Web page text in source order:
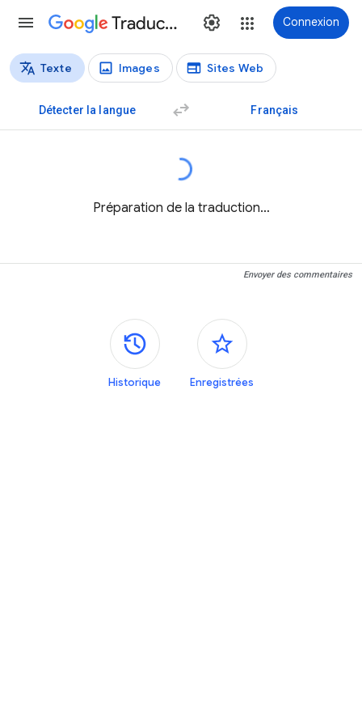
Traduction Connexion
Types de traductions
Texte Images Sites Web
Détecter la langue Français
Préparation de la traduction…
Envoyer des commentaires
Panneaux latéraux
Historique Enregistrées